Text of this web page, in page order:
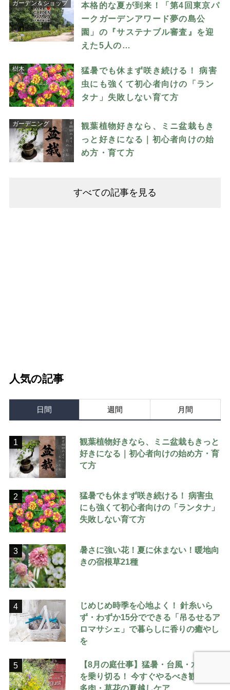
ガーデン＆ショップ
本格的な夏が到来！「第4回東京パ
ークガーデンアワード夢の島公
園」の『サステナブル審査』を迎
えた5人の…
樹木
猛暑でも休まず咲き続ける！ 病害
虫にも強くて初心者向けの「ラン
タナ」失敗しない育て方
ガーデニング
観葉植物好きなら、ミニ盆栽もき
っと好きになる｜初心者向けの始
め方・育て方
すべての記事を見る
人気の記事
日間 週間 月間
1
観葉植物好きなら、ミニ盆栽もきっと
好きになる｜初心者向けの始め方・育
て方
2
猛暑でも休まず咲き続ける！ 病害虫
にも強くて初心者向けの「ランタナ」
失敗しない育て方
3
暑さに強い花！夏に休まない！暖地向
きの宿根草21種
4
じめじめ時季を心地よく！ 針糸いら
ず・わずか15分でできる「吊るせるア
ロマサシェ」で暮らしに香りの癒やし
を
5
【8月の庭仕事】猛暑・台風・水不足
を乗り切る！ 今すぐやるべき観葉・
多肉・草花の夏越しケア